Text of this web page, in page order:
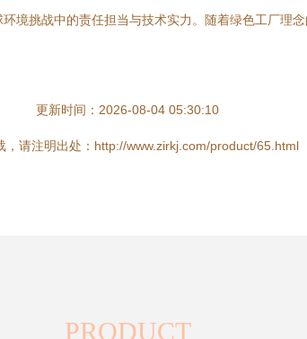
境挑战中的责任担当与技术实力。随着绿色工厂理
更新时间：2026-08-04 05:30:10
，请注明出处：http://www.zirkj.com/product/65.html
PRODUCT